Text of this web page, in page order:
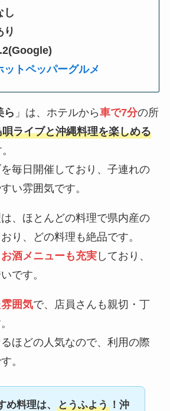
し
り
ットペッパーグルメ
ら 」は、ホテルから車で7分の所
ライブと沖縄料理を楽しめる
毎日開催しており、子連れの
い雰囲気です。
、ほとんどの料理で県内産の
り、どの料理も絶品です。
酒メニューも充実しており、
です。
囲気で、店員さんも親切・丁
ほどの人気なので、利用の際
。
め料理は、 とうふよう！沖